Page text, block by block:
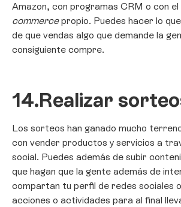
Amazon, con programas CRM o con el
commercepropio. Puedes hacer lo
de que vendas algo que demande la
consiguiente compre.
14.Realizar
Los sorteos han ganado mucho
con vender productos y servicios a
social. Puedes además de subir
que hagan que la gente además de
compartan tu perfil de redes sociales
acciones o actividades para al final